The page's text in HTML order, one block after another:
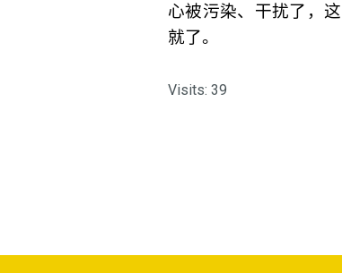
心被污染、干扰了，
就了。
Visits: 39